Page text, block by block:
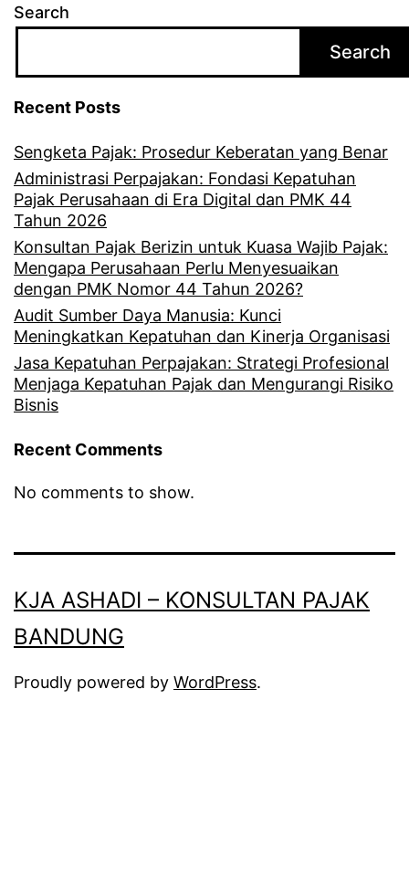
Search
Search
Recent Posts
Sengketa Pajak: Prosedur Keberatan yang Benar
Administrasi Perpajakan: Fondasi Kepatuhan
Pajak Perusahaan di Era Digital dan PMK 44
Tahun 2026
Konsultan Pajak Berizin untuk Kuasa Wajib Pajak:
Mengapa Perusahaan Perlu Menyesuaikan
dengan PMK Nomor 44 Tahun 2026?
Audit Sumber Daya Manusia: Kunci
Meningkatkan Kepatuhan dan Kinerja Organisasi
Jasa Kepatuhan Perpajakan: Strategi Profesional
Menjaga Kepatuhan Pajak dan Mengurangi Risiko
Bisnis
Recent Comments
No comments to show.
KJA ASHADI – KONSULTAN PAJAK
BANDUNG
Proudly powered by WordPress.